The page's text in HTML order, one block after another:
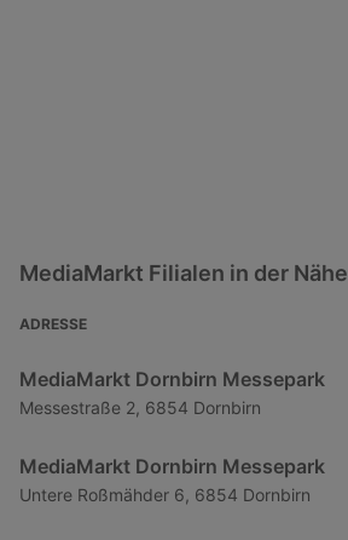
MediaMarkt Filialen in der Nähe
ADRESSE
MediaMarkt Dornbirn Messepark
Messestraße 2, 6854 Dornbirn
MediaMarkt Dornbirn Messepark
Untere Roßmähder 6, 6854 Dornbirn